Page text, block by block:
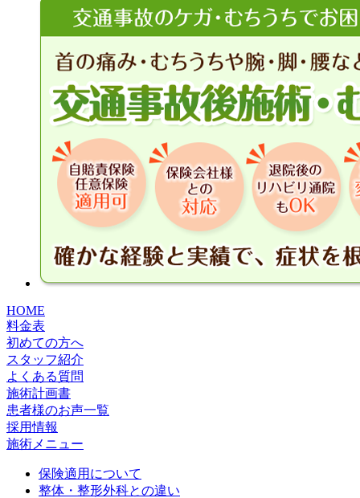
HOME
料金表
初めての方へ
スタッフ紹介
よくある質問
施術計画書
患者様のお声一覧
採用情報
施術メニュー
保険適用について
整体・整形外科との違い